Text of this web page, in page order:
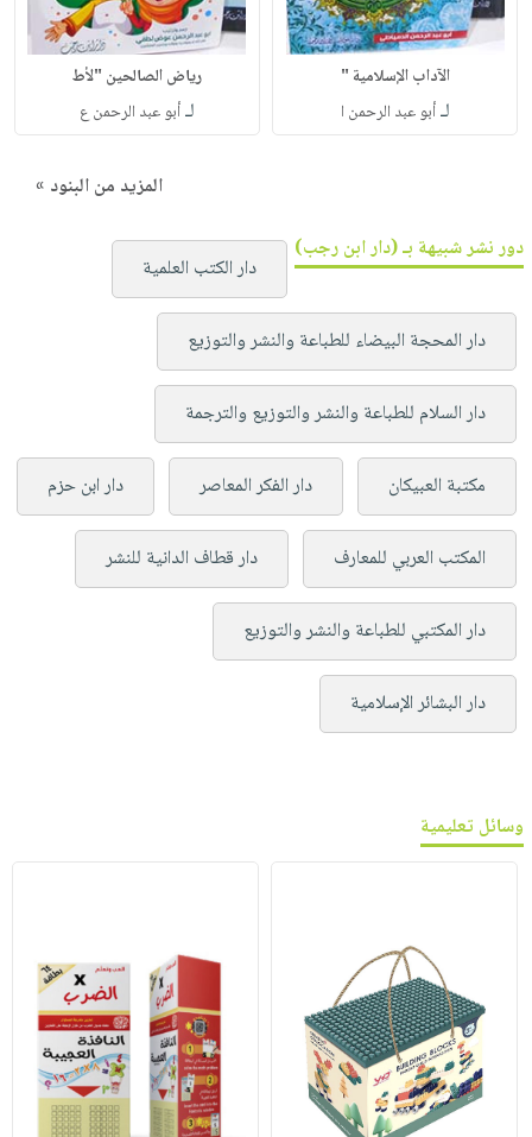
الآداب الإسلامية "
لـأبو عبد الرحمن ا
رياض الصالحين "لأط
لـأبو عبد الرحمن ع
المزيد من البنود »
دور نشر شبيهة بـ (دار ابن رجب)
دار الكتب العلمية
دار المحجة البيضاء للطباعة والنشر والتوزيع
دار السلام للطباعة والنشر والتوزيع والترجمة
مكتبة العبيكان دار الفكر المعاصر دار ابن حزم
المكتب العربي للمعارف دار قطاف الدانية للنشر
دار المكتبي للطباعة والنشر والتوزيع
دار البشائر الإسلامية
وسائل تعليمية